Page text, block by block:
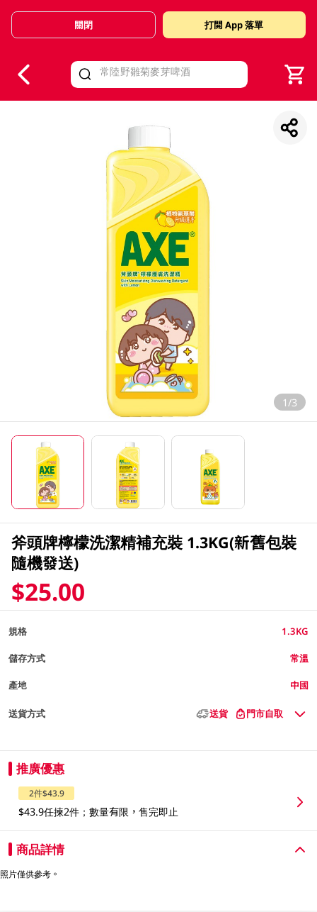
Valid Until 30 June 2026
關閉 打開 App 落單
1/3
斧頭牌檸檬洗潔精補充裝 1.3KG(新舊包裝
隨機發送)
$25.00
規格 1.3KG
儲存方式 常溫
產地 中國
送貨方式 送貨 門市自取
推廣優惠
2件$43.9
$43.9任揀2件；數量有限，售完即止
商品詳情
照片僅供參考。